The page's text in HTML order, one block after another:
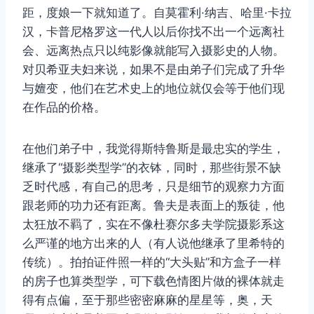
距，度娘一下就知道了。自莫霍利·纳吉、哈里·卡拉
汉，卡普尼格罗这一代人以后你找不出一个远离社
会、远离热点只以纯影像就能写入摄影史的人物。
对贝希亚夫妇来说，如果不是由弟子们完成了升华
与嬗变，他们在艺术史上的地位就仅会等于他们现
在作品的价格。
在他们弟子中，我觉得斯特鲁斯是最忠实的学生，
继承了“摄影类型学”的衣钵，同时，那些街景不缺
乏时代感，有自己的思考，只是细节的观察力方面
跟老师的功力还有距离。鲁夫是表面上的叛徒，他
太狂放不羁了，实在不像杜赛尔多夫学院摄影系这
么严谨的地方出来的人（有人说他继承了里希特的
传统）。拍拍证件照一样的“大头贴”和方盒子一样
的房子也算类型学，可下载色情图片做的裸体就走
得有点偏，至于那些密密麻麻的星星等，奥，天